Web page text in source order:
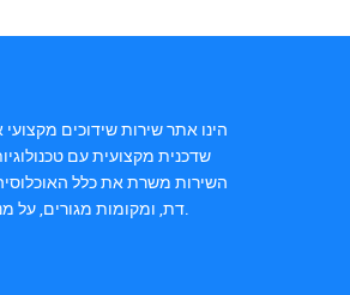
הינו אתר שירות שידוכים
שדכנית מקצועית עם
השירות משרת את כלל